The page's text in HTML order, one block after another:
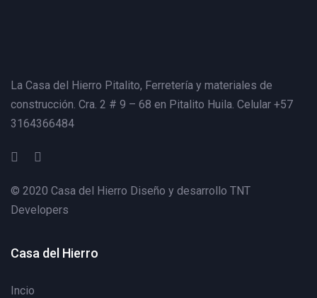
La Casa del Hierro Pitalito, Ferretería y materiales de
construcción. Cra. 2 # 9 – 68 en Pitalito Huila. Celular +57
3164366484
© 2020 Casa del Hierro Diseño y desarrollo TNT
Developers
Casa del Hierro
Incio